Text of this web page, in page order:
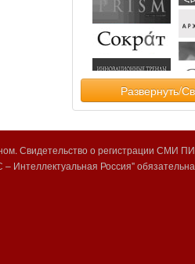
Развернуть/
Свидетельство о регистрации СМИ
Россия"